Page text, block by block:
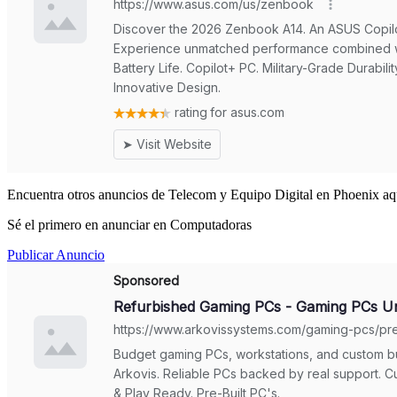
Encuentra otros anuncios de Telecom y Equipo Digital en Phoenix
Sé el primero en anunciar en Computadoras
Publicar Anuncio